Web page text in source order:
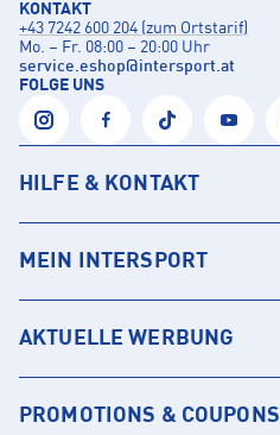
KONTAKT
+43 7242 600 204 (zum Ortstarif)
Mo. – Fr. 08:00 – 20:00 Uhr
service.eshop@intersport.at
FOLGE UNS
HILFE & KONTAKT
MEIN INTERSPORT
AKTUELLE WERBUNG
PROMOTIONS & COUPONS